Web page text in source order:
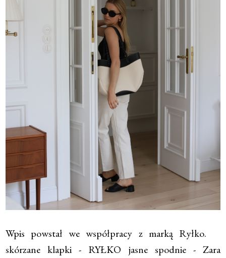
Wpis powstał we współpracy z marką Ryłko.
skórzane klapki - RYŁKO jasne spodnie - Zara